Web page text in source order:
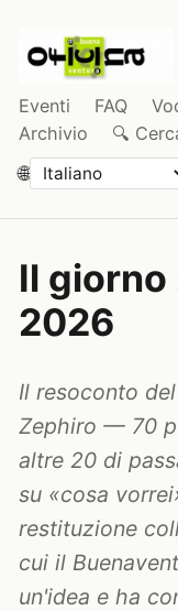
Eventi FAQ
Archivio
🔍
🌐
Il
2026
Il resoconto
Zephiro — 70
altre 20 di
su «cosa
restituzione
cui il
un'idea e ha